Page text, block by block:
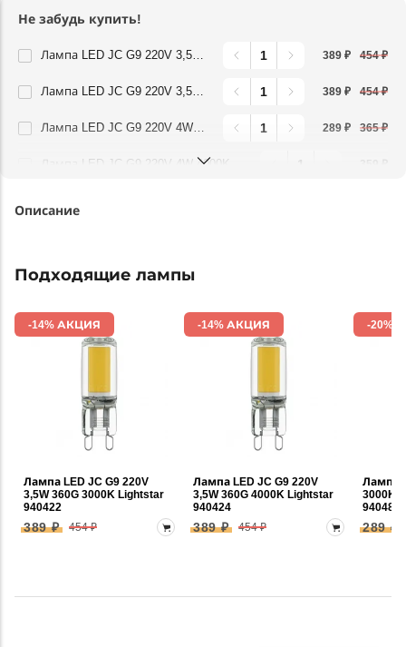
Не забудь купить!
Лампа LED JC G9 220V 3,5W 360G 3000K Lightstar 940422 389 ₽ 454 ₽
Лампа LED JC G9 220V 3,5W 360G 4000K Lightstar 940424 389 ₽ 454 ₽
Лампа LED JC G9 220V 4W 3000K 360G FR Lightstar 940482 289 ₽ 365 ₽
Лампа LED JC G9 220V 4W 4000K 360G FR Lightstar 940484
Описание
Подходящие лампы
-14% АКЦИЯ
Лампа LED JC G9 220V
3,5W 360G 3000K Lightstar
940422
389 ₽ 454 ₽
-14% АКЦИЯ
Лампа LED JC G9 220V
3,5W 360G 4000K Lightstar
940424
389 ₽ 454 ₽
-20%
Лампа
3000K
940482
289 ₽